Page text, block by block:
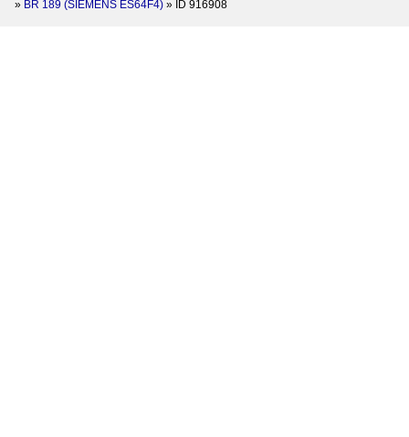
» BR 189 (SIEMENS ES64F4) » ID 916908